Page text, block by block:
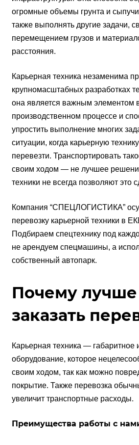
огромные объемы грунта и
также выполнять другие задачи,
перемещением грузов и
расстояния.
Карьерная техника незаменима
крупномасштабных разработках
она является важным элементом
производственном процессе и
упростить выполнение многих
ситуации, когда карьерную
перевезти. Транспортировать
своим ходом — не лучшее
техники не всегда позволяют это
Компания “СПЕЦЛОГИСТИКА”
перевозку карьерной техники в
Подбираем спецтехнику под
не арендуем спецмашины, а
собственный автопарк.
Почему лучше
заказать
Карьерная техника — габаритное
оборудование, которое
своим ходом, так как можно
покрытие. Также перевозка
увеличит транспортные расходы.
Преимущества работы с